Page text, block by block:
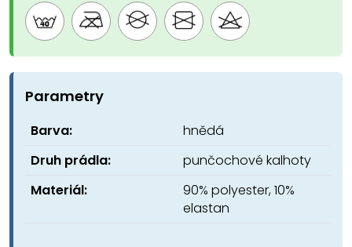
Parametry
Barva:
hnědá
Druh prádla:
punčochové kalhoty
Materiál:
90% polyester, 10%
elastan